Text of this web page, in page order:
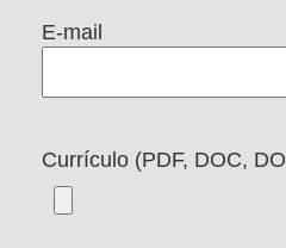
E-mail
Currículo (PDF, DOC,